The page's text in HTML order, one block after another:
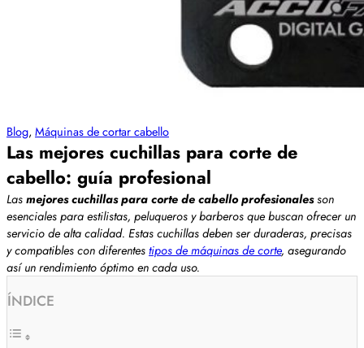
Blog, Máquinas de cortar cabello
Las mejores cuchillas para corte de
cabello: guía profesional
Lasmejores cuchillas para corte de cabello profesionalesson
esenciales para estilistas, peluqueros y barberos que buscan ofrecer un
servicio de alta calidad. Estas cuchillas deben ser duraderas, precisas
y compatibles con diferentestipos de máquinas de corte, asegurando
así un rendimiento óptimo en cada uso.
ÍNDICE